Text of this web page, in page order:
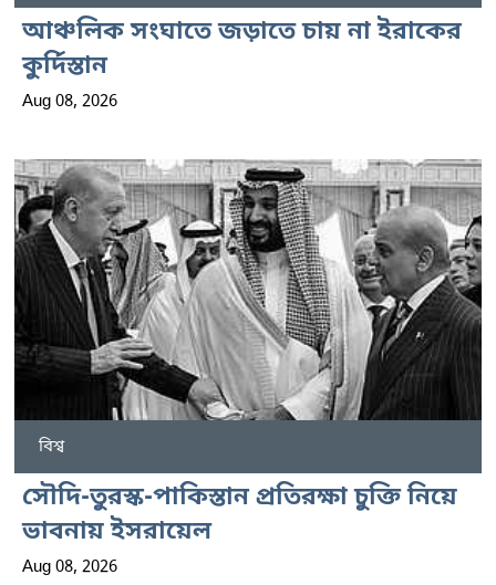
আঞ্চলিক সংঘাতে জড়াতে চায় না ইরাকের
কুর্দিস্তান
Aug 08, 2026
বিশ্ব
সৌদি-তুরস্ক-পাকিস্তান প্রতিরক্ষা চুক্তি নিয়ে
ভাবনায় ইসরায়েল
Aug 08, 2026